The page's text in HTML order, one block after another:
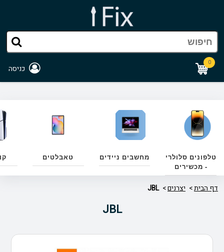
0
כניסה
טלפונים סלולרי
- מכשירים
מחשבים ניידים טאבלטים
דף הבית יצרנים JBL
JBL